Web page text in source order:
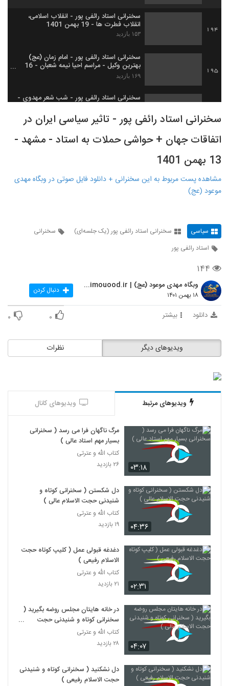
194
سخنرانی استاد رائفی پور - انقلاب اسلامی،
انقلاب فطرت ها - 19 بهمن 1401
۱۵۳ بازدید
195
سخنرانی استاد رائفی پور - امام زمان (عج)
بهترین وکیل - مراسم احیا نیمه شعبان - 16
اسفند 1401
۱۶۹ بازدید
سخنرانی استاد رائفی پور - شب شعر مهدوی -
فیلم کامل مصاحبه با استاد رائفی پور با موضوع
سربازی اجباری یا حرفه‌ای؟ - 11 خرداد 1402
سخنرانی استاد رائفی پور - تاثیر سیاسی ایران در
اتفاقات جهان + حواشی حملات به استاد - مشهد -
13 بهمن 1401
مشاهده پست مربوط به این سخنرانی + دانلود فایل صوتی در وبگاه مهدی
موعود (عج)
سیاسی سخنرانی استاد رائفی پور (یک جلسه‌ای)
سخنرانی
استاد رائفی پور
۱۴۴
وبگاه مهدی موعود (عج) | mahdimouood.ir
۱۸ بهمن ۱۴۰۱ دنبال کردن
دانلود بیشتر ۰ ۰
نظرات ویدیوهای دیگر
ویدیوهای مرتبط ویدیوهای کانال
۰۳:۱۸
مرگ ناگهان فرا می رسد ( سخنرانی
بسیار مهم استاد عالی )
کتاب الله و عترتی
۲۶ بازدید
۰۴:۳۶
دل شکستن ( سخنرانی کوتاه و
شنیدنی حجت الاسلام عالی )
کتاب الله و عترتی
۱۹ بازدید
۰۲:۳۱
دغدغه قبولی عمل ( کلیپ کوتاه حجت
الاسلام رفیعی )
کتاب الله و عترتی
۲۱ بازدید
۰۴:۰۷
در خانه هایتان مجلس روضه بگیرید (
سخنرانی کوتاه و شنیدنی حجت
الاسلام عالی )
کتاب الله و عترتی
۲۸ بازدید
دل نشکنید ( سخنرانی کوتاه و شنیدنی
حجت الاسلام رفیعی )